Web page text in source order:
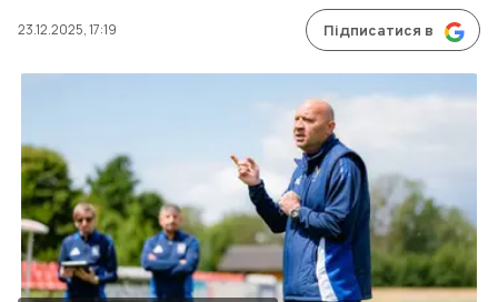
23.12.2025, 17:19 Підписатися в